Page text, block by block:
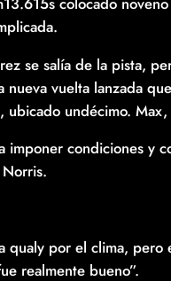
se salía de la pista,
nueva vuelta lanzada
undécimo.
imponer condiciones y
por el clima,
realmente bueno”.